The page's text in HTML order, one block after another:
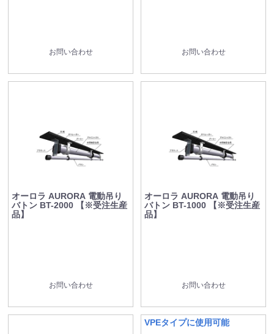
お問い合わせ お問い合わせ
オーロラ AURORA 電動吊り
バトン BT-2000 【※受注生産
品】
お問い合わせ
オーロラ AURORA 電動吊り
バトン BT-1000 【※受注生産
品】
お問い合わせ
VPEタイプに使用可能